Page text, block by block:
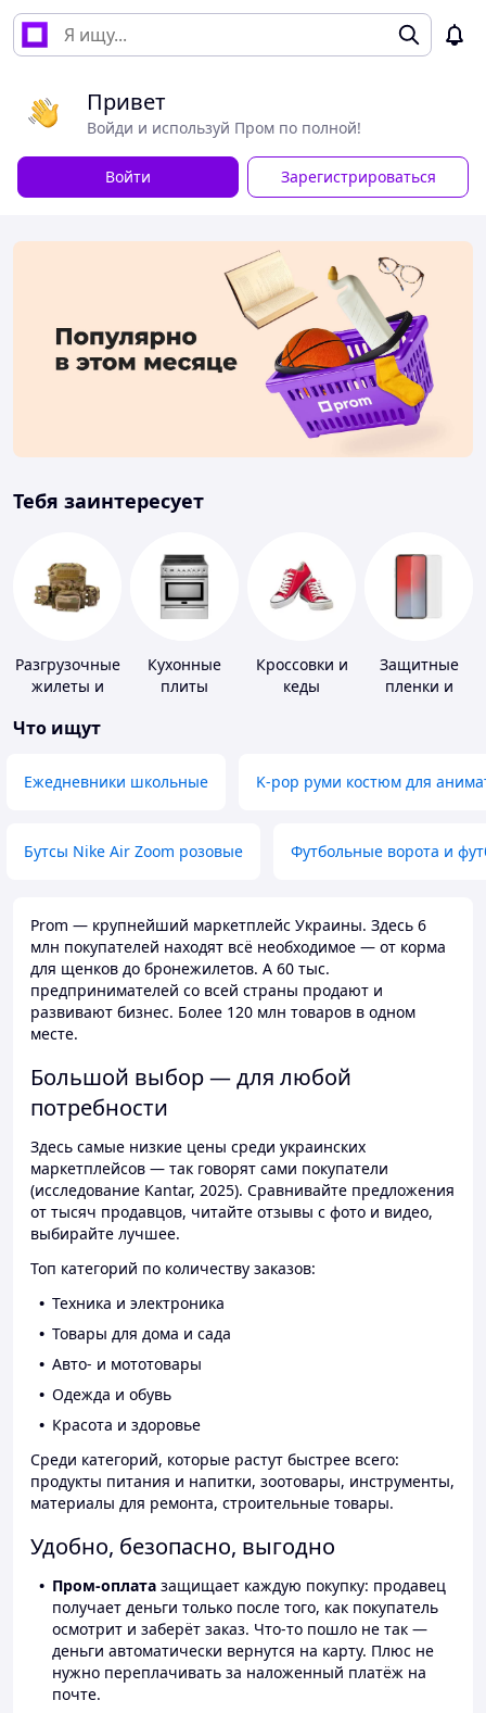
Привет
Войди и используй Пром по полной!
Войти Зарегистрироваться
Тебя заинтересует
Разгрузочные
жилеты и
без плит
Кухонные
плиты
Кроссовки и
кеды
Защитные
пленки и
Что ищут
Ежедневники школьные K-pop руми костюм для
Бутсы Nike Air Zoom розовые Футбольные ворота и
Prom — крупнейший маркетплейс Украины. Здесь 6
млн покупателей находят всё необходимое — от корма
для щенков до бронежилетов. А 60 тыс.
предпринимателей со всей страны продают и
развивают бизнес. Более 120 млн товаров в одном
месте.
Большой выбор — для любой
потребности
Здесь самые низкие цены среди украинских
маркетплейсов — так говорят сами покупатели
(исследование Kantar, 2025). Сравнивайте предложения
от тысяч продавцов, читайте отзывы с фото и видео,
выбирайте лучшее.
Топ категорий по количеству заказов:
Техника и электроника
Товары для дома и сада
Авто- и мототовары
Одежда и обувь
Красота и здоровье
Среди категорий, которые растут быстрее всего:
продукты питания и напитки, зоотовары, инструменты,
материалы для ремонта, строительные товары.
Удобно, безопасно, выгодно
Пром-оплата защищает каждую покупку: продавец
получает деньги только после того, как покупатель
осмотрит и заберёт заказ. Что-то пошло не так —
деньги автоматически вернутся на карту. Плюс не
нужно переплачивать за наложенный платёж на
почте.